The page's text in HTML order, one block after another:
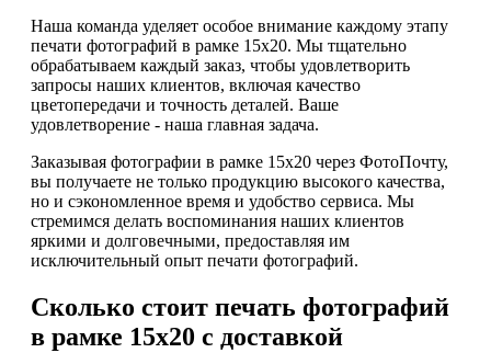
Наша команда уделяет особое внимание каждому этапу
печати фотографий в рамке 15х20. Мы тщательно
обрабатываем каждый заказ, чтобы удовлетворить
запросы наших клиентов, включая качество
цветопередачи и точность деталей. Ваше
удовлетворение - наша главная задача.
Заказывая фотографии в рамке 15х20 через ФотоПочту,
вы получаете не только продукцию высокого качества,
но и сэкономленное время и удобство сервиса. Мы
стремимся делать воспоминания наших клиентов
яркими и долговечными, предоставляя им
исключительный опыт печати фотографий.
Сколько стоит печать фотографий
в рамке 15х20 с доставкой